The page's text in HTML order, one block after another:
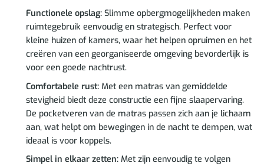
Functionele opslag:Slimme opbergmogelijkheden maken
ruimtegebruik eenvoudig en strategisch. Perfect voor
kleine huizen of kamers, waar het helpen opruimen en het
creëren van een georganiseerde omgeving bevorderlijk is
voor een goede nachtrust.
Comfortabele rust:Met een matras van gemiddelde
stevigheid biedt deze constructie een fijne slaapervaring.
De pocketveren van de matras passen zich aan je lichaam
aan, wat helpt om bewegingen in de nacht te dempen, wat
ideaal is voor koppels.
Simpel in elkaar zetten:Met zijn eenvoudig te volgen